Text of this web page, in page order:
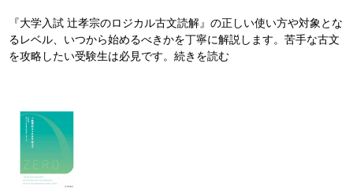
『大学入試 辻孝宗のロジカル古文読解』の正しい使い方や対象とな
るレベル、いつから始めるべきかを丁寧に解説します。苦手な古文
を攻略したい受験生は必見です。続きを読む